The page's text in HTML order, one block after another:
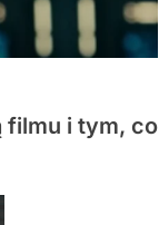
filmu i tym, co